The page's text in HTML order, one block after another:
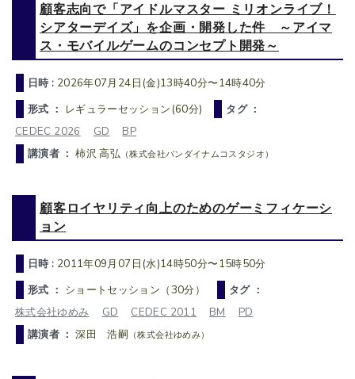
顧客志向で「アイドルマスター ミリオンライブ！
シアターデイズ」を企画・開発した件 ～アイマ
ス・モバイルゲームのコンセプト開発～
日時 : 2026年07月24日(金)13時40分〜14時40分
形式 ： レギュラーセッション(60分)
タグ ：
CEDEC 2026
GD
BP
講演者 ：柿沢 高弘 （株式会社バンダイナムコスタジオ）
顧客ロイヤリティ向上のためのゲーミフィケーシ
ョン
日時 : 2011年09月07日(水)14時50分〜15時50分
形式 ： ショートセッション（30分）
タグ ：
株式会社ゆめみ
GD CEDEC 2011 BM
PD
講演者 ：深田 浩嗣 （株式会社ゆめみ）